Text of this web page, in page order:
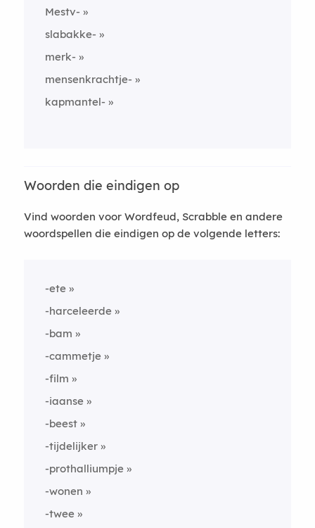
Mestv-
slabakke-
merk-
mensenkrachtje-
kapmantel-
Woorden die eindigen op
Vind woorden voor Wordfeud, Scrabble en andere
woordspellen die eindigen op de volgende letters:
-ete
-harceleerde
-bam
-cammetje
-film
-iaanse
-beest
-tijdelijker
-prothalliumpje
-wonen
-twee